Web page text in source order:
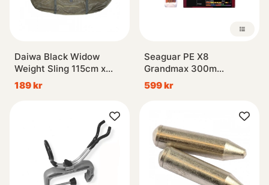
Daiwa Black Widow
Weight Sling 115cm x
70cm
189 kr
Seaguar PE X8
Grandmax 300m
Multicolor
599 kr